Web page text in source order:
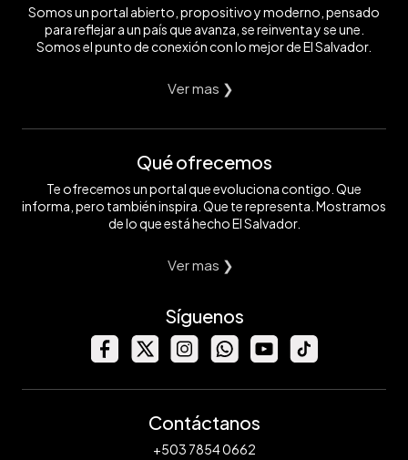
Somos un portal abierto, propositivo y moderno, pensado
para reflejar a un país que avanza, se reinventa y se une.
Somos el punto de conexión con lo mejor de El Salvador.
Ver mas ❯
Qué ofrecemos
Te ofrecemos un portal que evoluciona contigo. Que
informa, pero también inspira. Que te representa. Mostramos
de lo que está hecho El Salvador.
Ver mas ❯
Síguenos
Contáctanos
+503 7854 0662